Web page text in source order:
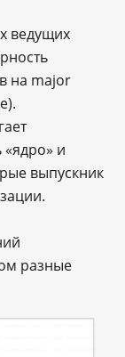
ведущих
на major
«ядро» и
выпускник
разные